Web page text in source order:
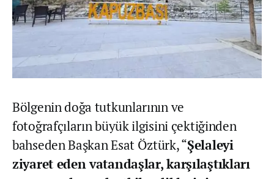
Bölgenin doğa tutkunlarının ve
fotoğrafçıların büyük ilgisini çektiğinden
bahseden Başkan Esat Öztürk, “Şelaleyi
ziyaret eden vatandaşlar, karşılaştıkları